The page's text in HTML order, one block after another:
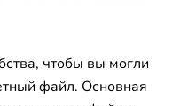
чтобы вы могли
файл. Основная